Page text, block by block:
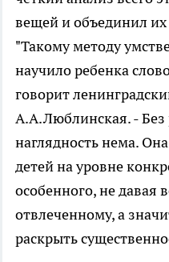
вещей и объединил
"Такому методу
научило ребенка
говорит
А.А.Люблинская. - Без
наглядность нема.
детей на уровне
особенного, не давая
отвлеченному, а
раскрыть